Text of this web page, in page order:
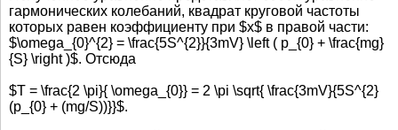
гармонических колебаний, квадрат круговой частоты
которых равен коэффициенту при $x$ в правой части:
$\omega_{0}^{2} = \frac{5S^{2}}{3mV} \left ( p_{0} + \frac{mg}
{S} \right )$. Отсюда
$T = \frac{2 \pi}{ \omega_{0}} = 2 \pi \sqrt{ \frac{3mV}{5S^{2}
(p_{0} + (mg/S))}}$.